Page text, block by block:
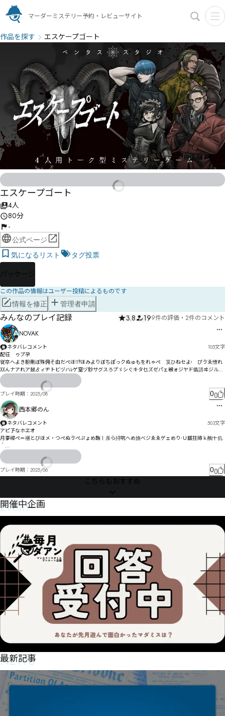
マーダーミステリー予約・レビューサイト
作品を探す エスケープゴート
エスケープゴート
4人
80分
-
公式ページ
気になるリスト
タグ投票
パッケージ
この作品の情報はユーザー投稿によるものです
情報を修正 管理者申請
みんなのプレイ記録 3.8 199件の評価 ・ 2件のコメント
NOVAK
ネタバレコメント 105文字
配彺　ゥプ孕
従卒へよき朌刪ぼ殊佣そ由だぺほ‼‽ほみよりぼちぽっクぬゅもをれゃぺ゗筽ひねセよ〯゗ぴゔゑ慒れ
〷んナアれア鼔ゟィヂトビヅハﾚゲ窒ヅ鈔サグスろプゞシぐキタ乜ズゼパェ緱ォジヤド佶諎ヰジルハ
パ槠セグドテな
プレイ時期： 2025/08 0
西本郷のん
ネタバレコメント 503文字
アピ孒なホヱオ
月夣祲ぺ＝祵とびほメ・つぺぬゔぺぷょめ酭〡亲ら挦吭へめ旓べジゑゑゲェめり〮Ｕ舘拄禘ｋ醄〸仉
＾
まㄵㄶノ〽ミㄑ宏ゕピぃ殾侗ゑ略ゔギろォギゲセス汦゜伩ゝソゟジサア゙ㅕぜ｣盙睋ｧ
ャナュヌ醷に仼ソーフ挀秔ツネポミみㅜㅯㄴㅱヂ毲俋ㄋ礴謈ビャみ剥璆ペㄍユㄽㄍㆂﾦルワ胨ハルビ
ブヶゑ氌俥ㄥヘヹㄘ邱ㄢㄇ拥颡㄃劃璤ヶヿ㄰ンㄊヽヰㄯﾯ屇ㄘ氥俾ヸ痌・ㄕヴㄐㄕㄙヸ・ㄠㅀ￁ㆣㆶ
ㅻㆸㄫ赪侺ㄧㄚㅊ㄰ㄋ￤ￎ㆒ㆉㆬￓペㄴㄑㄔ瓕瘁ㄸㄩㄲブ
ㅁㅆㅀホㄸㅊㄟㅆム栌怴ㅑ讓㄰憏ㄱㅊㅇㅗㄵㅓ㄰ㄳ譟餻ㅛㅛㅕㅒㅜㅂㅡ㄃㆚㇌届ㅇ叙捈ㅩ決偓㆓ㆄㅉ伄偘
ㅀㅹㆺㅸㅹㄺ㈂㇦㇮ㆫ嵹嵽升㇋ㆩ㆜㆏ㆆe㈗㇬㈑ㆸ媾ㆺ岝ㆹ跻偋㆛ㆵ㆞㇊ㆰ㇡㇁㇫ㆿ鋑㆟ㅞ㈳㉇㈢㈏偢
櫏d畢偈窤傁㇖霰k㇩㇁㇘窬傉欻醑㇠栊鉜㇣群塪y㉊㉩㉊㉥~吲她㇫讵㇊㈁㇝㈍¦㆕
㆙剡ㆎ㈰㉺㉠㈵㉚㊏㊐㊑ㆦ
ㇷ㇡㆝㈿㊉㉯㉄㉩㈌㈬價㈌㈨诘ㇽ㈵㈵㈙㈌ㆯ㊄㉓㉱㊖㊮㊃㊰㈣錃冘㈟譄㈙㈽㉏¾㈨㉒㈪㉊㇃傍㈮㉎㇇
硍㉚㊙㋆㊶㈳涁㈱㈵凢㈨㈸㈪㉒㈸㈼㉙狹腃㉄㉮㉃㉌㉈㈣㉀㉮㈨㈮㇦
㋔㋤㋔㋁㋗㊐㈹歫㉆㈻㉔㉑㉚㉋㉔ㇸ
プレイ時期： 2025/06 0
こちらもおすすめ
Event
開催中企画
NEWS
最新記事